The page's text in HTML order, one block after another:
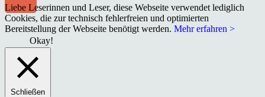
Liebe Leserinnen und Leser, diese Webseite verwendet lediglich
Cookies, die zur technisch fehlerfreien und optimierten
Bereitstellung der Webseite benötigt werden. Mehr erfahren >
Okay!
Schließen